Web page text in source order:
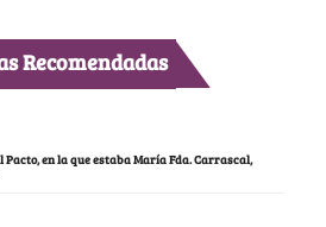
Recomendadas
en la que estaba María Fda. Carrascal,